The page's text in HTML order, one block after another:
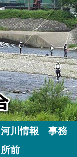
河川情報 事務
所前